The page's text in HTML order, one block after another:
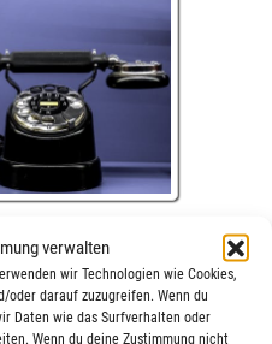
verwalten
wir Technologien wie Cookies,
oder darauf zuzugreifen. Wenn du
Daten wie das Surfverhalten oder
Wenn du deine Zustimmung nicht
auf Aktualität oder
zum Beispiel sein: